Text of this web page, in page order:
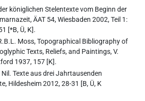
königlichen Stelentexte vom Beginn der
ÄAT 54, Wiesbaden 2002, Teil 1:
[*B, Ü, K].
Moss, Topographical Bibliography of
Texts, Reliefs, and Paintings, V.
1937, 157 [K].
Nil. Texte aus drei Jahrtausenden
Hildesheim 2012, 28-31 [B, Ü, K